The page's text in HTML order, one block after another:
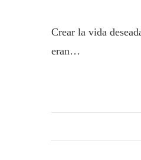
Crear la vida
eran…